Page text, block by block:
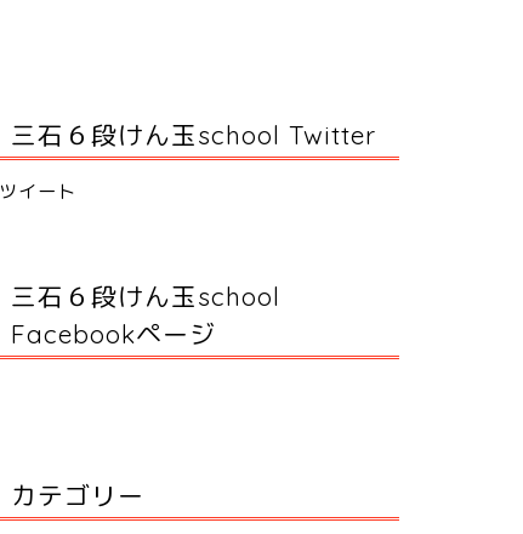
三石６段けん玉school Twitter
ツイート
三石６段けん玉school
Facebookページ
カテゴリー